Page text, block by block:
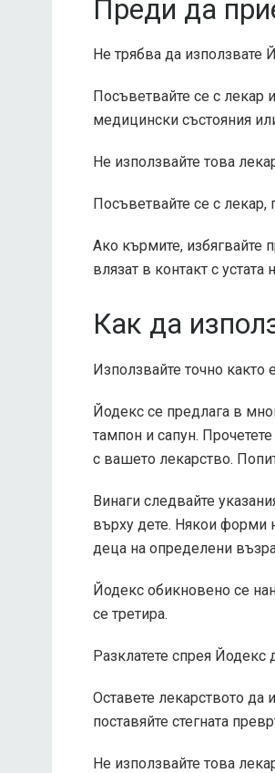
Преди да
Не трябва да използвате
Посъветвайте се с лекар
медицински състояния
Не използвайте това
Посъветвайте се с
Ако кърмите, избягвайте
влязат в контакт с устата
Как да
Използвайте точно както
Йодекс се предлага в
тампон и сапун.
с вашето лекарство.
Винаги следвайте
върху дете. Някои форми
деца на определени
Йодекс обикновено се
се третира.
Разклатете спрея Йодекс
Оставете лекарството да
поставяйте стегната
Не използвайте това